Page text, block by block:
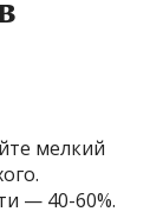
мелкий
— 40-60%.